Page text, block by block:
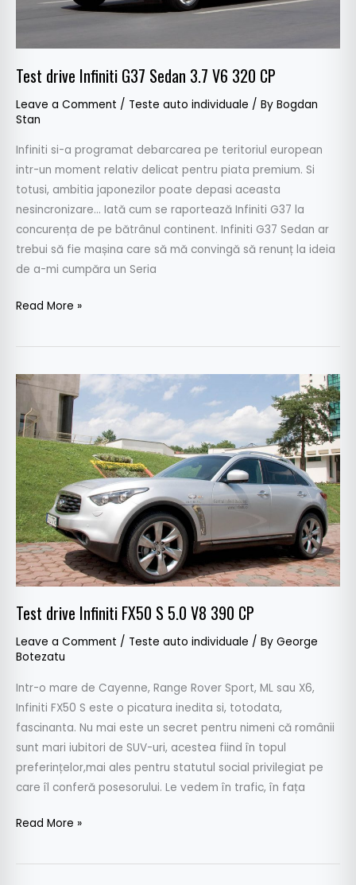
Test drive Infiniti G37 Sedan 3.7 V6 320 CP
Leave a Comment / Teste auto individuale / By Bogdan
Stan
Infiniti si-a programat debarcarea pe teritoriul european
intr-un moment relativ delicat pentru piata premium. Si
totusi, ambitia japonezilor poate depasi aceasta
nesincronizare… Iată cum se raportează Infiniti G37 la
concurența de pe bătrânul continent. Infiniti G37 Sedan ar
trebui să fie mașina care să mă convingă să renunț la ideia
de a-mi cumpăra un Seria
Read More »
Test drive Infiniti FX50 S 5.0 V8 390 CP
Leave a Comment / Teste auto individuale / By George
Botezatu
Intr-o mare de Cayenne, Range Rover Sport, ML sau X6,
Infiniti FX50 S este o picatura inedita si, totodata,
fascinanta. Nu mai este un secret pentru nimeni că românii
sunt mari iubitori de SUV-uri, acestea fiind în topul
preferințelor,mai ales pentru statutul social privilegiat pe
care îl conferă posesorului. Le vedem în trafic, în fața
Test
drive
Infiniti
FX50
S
5.0
V8
390
CP
Read More »